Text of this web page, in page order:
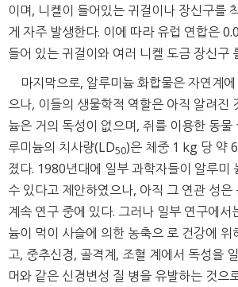
이며, 니켈이 들어있는 귀걸이나 장신구를
게 자주 발생한다. 이에 따라 유럽 연합은
들어 있는 귀걸이와 여러 니켈 도금 장신구
마지막으로, 알루미늄 화합물은 자연계
으나, 이들의 생물학적 역할은 아직 알려진
늄은 거의 독성이 없으며, 쥐를 이용한 동물
루미늄의 치사량(LD50)은 체중 1 kg 당 약
졌다. 1980년대에 일부 과학자들이 알루미
수 있다고 제안하였으나, 아직 그 연관 성은
계속 연구 중에 있다. 그러나 일부 연구에서
늄이 먹이 사슬에 의한 농축으 로 건강에 위
고, 중추신경, 골격계, 조혈 계에서 독성을
머와 같은 신경변성 질 병을 유발하는 것으